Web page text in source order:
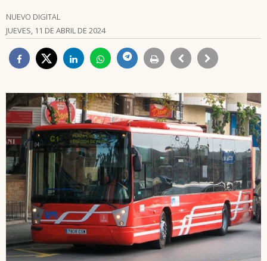
NUEVO DIGITAL
JUEVES, 11 DE ABRIL DE 2024